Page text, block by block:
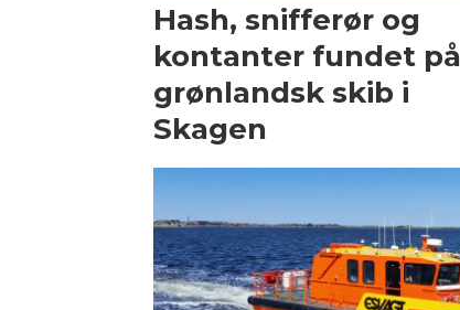
Hash, snifferør og
kontanter fundet på
grønlandsk skib i
Skagen